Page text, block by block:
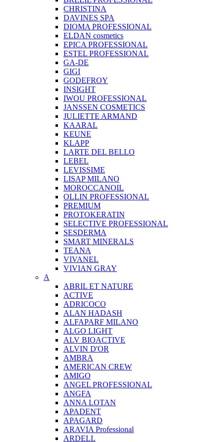
CHRISTINA
DAVINES SPA
DIOMA PROFESSIONAL
ELDAN cosmetics
EPICA PROFESSIONAL
ESTEL PROFESSIONAL
GA-DE
GIGI
GODEFROY
INSIGHT
IWOU PROFESSIONAL
JANSSEN COSMETICS
JULIETTE ARMAND
KAARAL
KEUNE
KLAPP
LARTE DEL BELLO
LEBEL
LEVISSIME
LISAP MILANO
MOROCCANOIL
OLLIN PROFESSIONAL
PREMIUM
PROTOKERATIN
SELECTIVE PROFESSIONAL
SESDERMA
SMART MINERALS
TEANA
VIVANEL
VIVIAN GRAY
A
ABRIL ET NATURE
ACTIVE
ADRICOCO
ALAN HADASH
ALFAPARF MILANO
ALGO LIGHT
ALV BIOACTIVE
ALVIN D'OR
AMBRA
AMERICAN CREW
AMIGO
ANGEL PROFESSIONAL
ANGFA
ANNA LOTAN
APADENT
APAGARD
ARAVIA Professional
ARDELL